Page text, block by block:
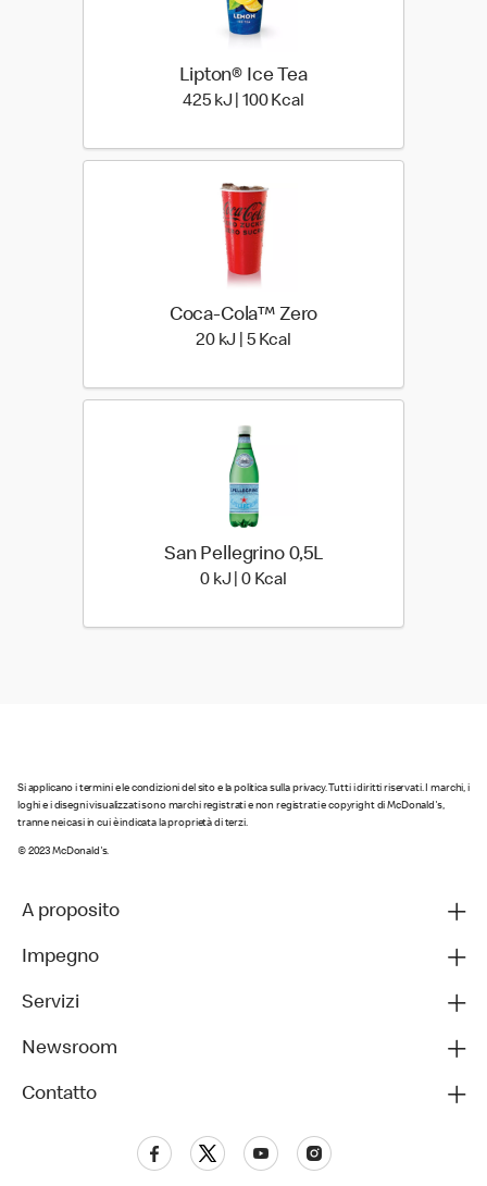
Lipton® Ice Tea
425 kJ | 100 Kcal
Coca-Cola™ Zero
20 kJ | 5 Kcal
San Pellegrino 0,5L
0 kJ | 0 Kcal
Si applicano i termini e le condizioni del sito e la politica sulla privacy. Tutti i diritti riservati. I marchi, i
loghi e i disegni visualizzati sono marchi registrati e non registrati e copyright di McDonald's,
tranne nei casi in cui è indicata la proprietà di terzi.
© 2023 McDonald's.
A proposito
Impegno
Servizi
Newsroom
Contatto